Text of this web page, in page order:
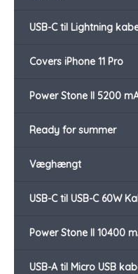
USB-C til Lightning
Covers iPhone 11 Pro
Power Stone II 5200
Ready for summer
Væghængt
USB-C til USB-C 60W
Power Stone II 10400
USB-A til Micro USB